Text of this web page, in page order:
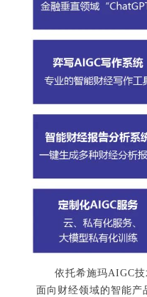
依托希施玛AIGC
面向财经领域的智能产